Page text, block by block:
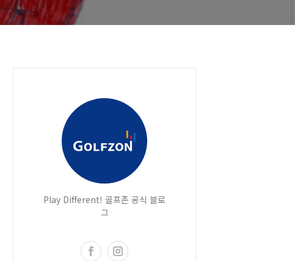
Play Different! 골프존 공식 블로
그